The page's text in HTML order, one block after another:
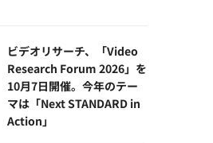
ビデオリサーチ、「Video
Research Forum 2026」を
10月7日開催。今年のテー
マは「Next STANDARD in
Action」